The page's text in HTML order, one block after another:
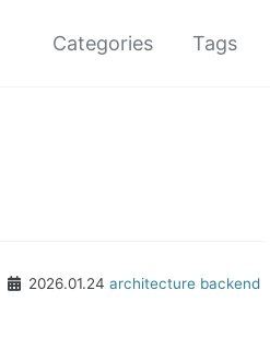
Categories Tags
2026.01.24 architecture backend